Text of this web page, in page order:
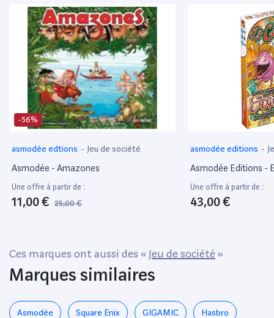
-56%
asmodée edtions - Jeu de société
Asmodée - Amazones
Une offre à partir de :
11,00 € 25,00 €
asmodée editions -
Asmodée Editions -
Une offre à partir de :
43,00 €
Ces marques ont aussi des « Jeu de société »
Marques similaires
Asmodée ‎Square Enix GIGAMIC Hasbro